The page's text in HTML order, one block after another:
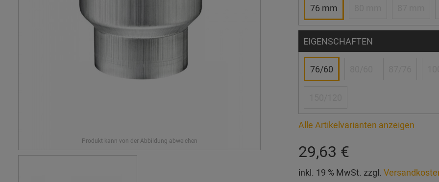
76 mm
EIGENSCHAFTEN
76/60
Alle Artikelvarianten anzeigen
29,63 €
inkl. 19 % MwSt. zzgl.